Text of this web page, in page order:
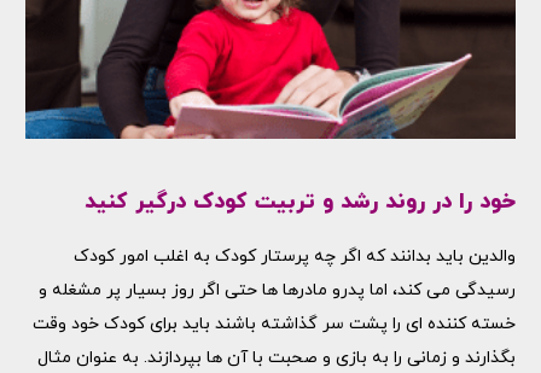
خود را در روند رشد و تربیت کودک درگیر کنید
والدین باید بدانند که اگر چه پرستار کودک به اغلب امور کودک
رسیدگی می کند، اما پدرو مادرها ها حتی اگر روز بسیار پر مشغله و
خسته کننده ای را پشت سر گذاشته باشند باید برای کودک خود وقت
بگذارند و زمانی را به بازی و صحبت با آن ها بپردازند. به عنوان مثال